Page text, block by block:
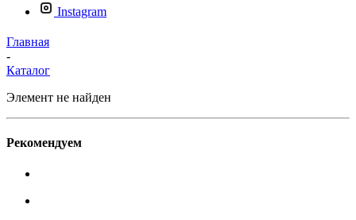
Instagram
Главная
-
Каталог
Элемент не найден
Рекомендуем